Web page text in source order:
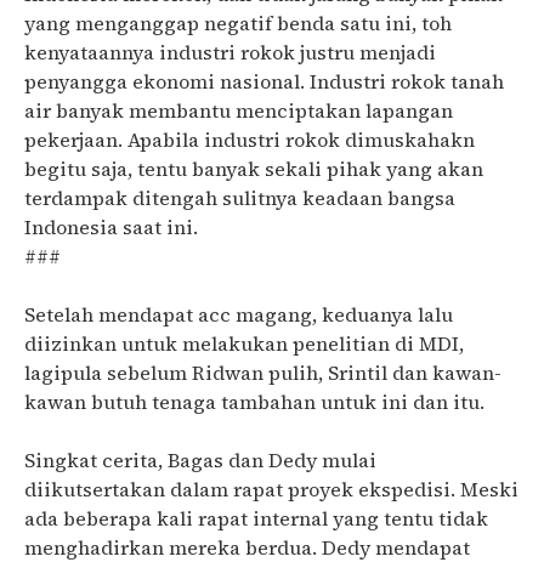
yang menganggap negatif benda satu ini, toh
kenyataannya industri rokok justru menjadi
penyangga ekonomi nasional. Industri rokok tanah
air banyak membantu menciptakan lapangan
pekerjaan. Apabila industri rokok dimuskahakn
begitu saja, tentu banyak sekali pihak yang akan
terdampak ditengah sulitnya keadaan bangsa
Indonesia saat ini.
###
Setelah mendapat acc magang, keduanya lalu
diizinkan untuk melakukan penelitian di MDI,
lagipula sebelum Ridwan pulih, Srintil dan kawan-
kawan butuh tenaga tambahan untuk ini dan itu.
Singkat cerita, Bagas dan Dedy mulai
diikutsertakan dalam rapat proyek ekspedisi. Meski
ada beberapa kali rapat internal yang tentu tidak
menghadirkan mereka berdua. Dedy mendapat